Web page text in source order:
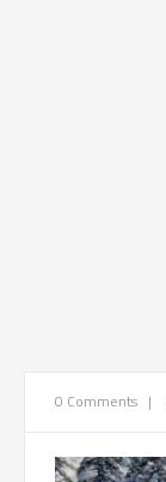
0 Comments |